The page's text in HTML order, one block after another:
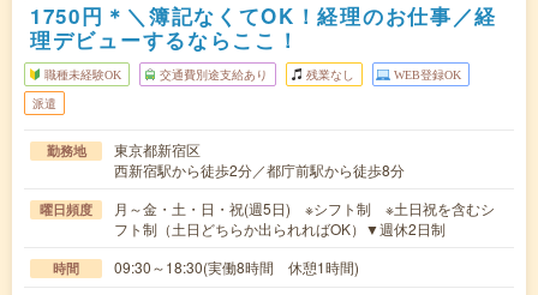
1750円＊＼簿記なくてOK！経理のお仕事／経
理デビューするならここ！
職種未経験OK 交通費別途支給あり 残業なし WEB登録OK
派遣
勤務地
東京都新宿区
西新宿駅から徒歩2分／都庁前駅から徒歩8分
曜日頻度
月～金・土・日・祝(週5日) ※シフト制 ※土日祝を含むシ
フト制（土日どちらか出られればOK）▼週休2日制
時間 09:30～18:30(実働8時間 休憩1時間)